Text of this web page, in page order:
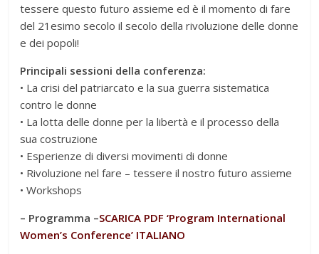
tessere questo futuro assieme ed è il momento di fare
del 21esimo secolo il secolo della rivoluzione delle donne
e dei popoli!
Principali sessioni della conferenza:
• La crisi del patriarcato e la sua guerra sistematica
contro le donne
• La lotta delle donne per la libertà e il processo della
sua costruzione
• Esperienze di diversi movimenti di donne
• Rivoluzione nel fare – tessere il nostro futuro assieme
• Workshops
– Programma –SCARICA PDF ‘Program International
Women’s Conference’ ITALIANO